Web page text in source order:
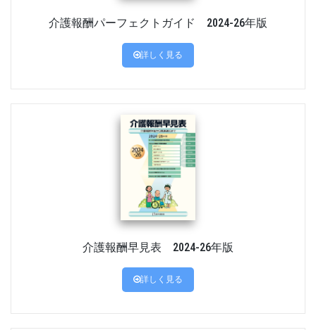
介護報酬パーフェクトガイド 2024-26年版
詳しく見る
介護報酬早見表 2024-26年版
詳しく見る